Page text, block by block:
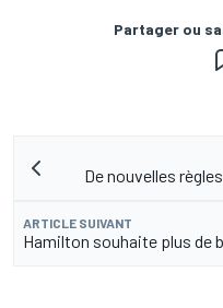
Partager ou
De nouvelles
ARTICLE SUIVANT
Hamilton souhaite plus de